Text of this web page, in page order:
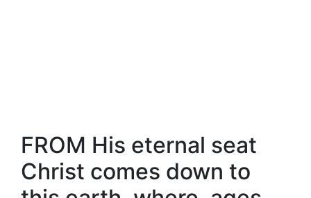
FROM His eternal seat
Christ comes down to